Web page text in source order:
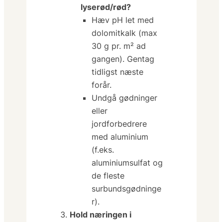
lyserød/rød?
Hæv pH let med
dolomitkalk (max
30 g pr. m² ad
gangen). Gentag
tidligst næste
forår.
Undgå gødninger
eller
jordforbedrere
med aluminium
(f.eks.
aluminiumsulfat og
de fleste
surbundsgødninge
r).
Hold næringen i